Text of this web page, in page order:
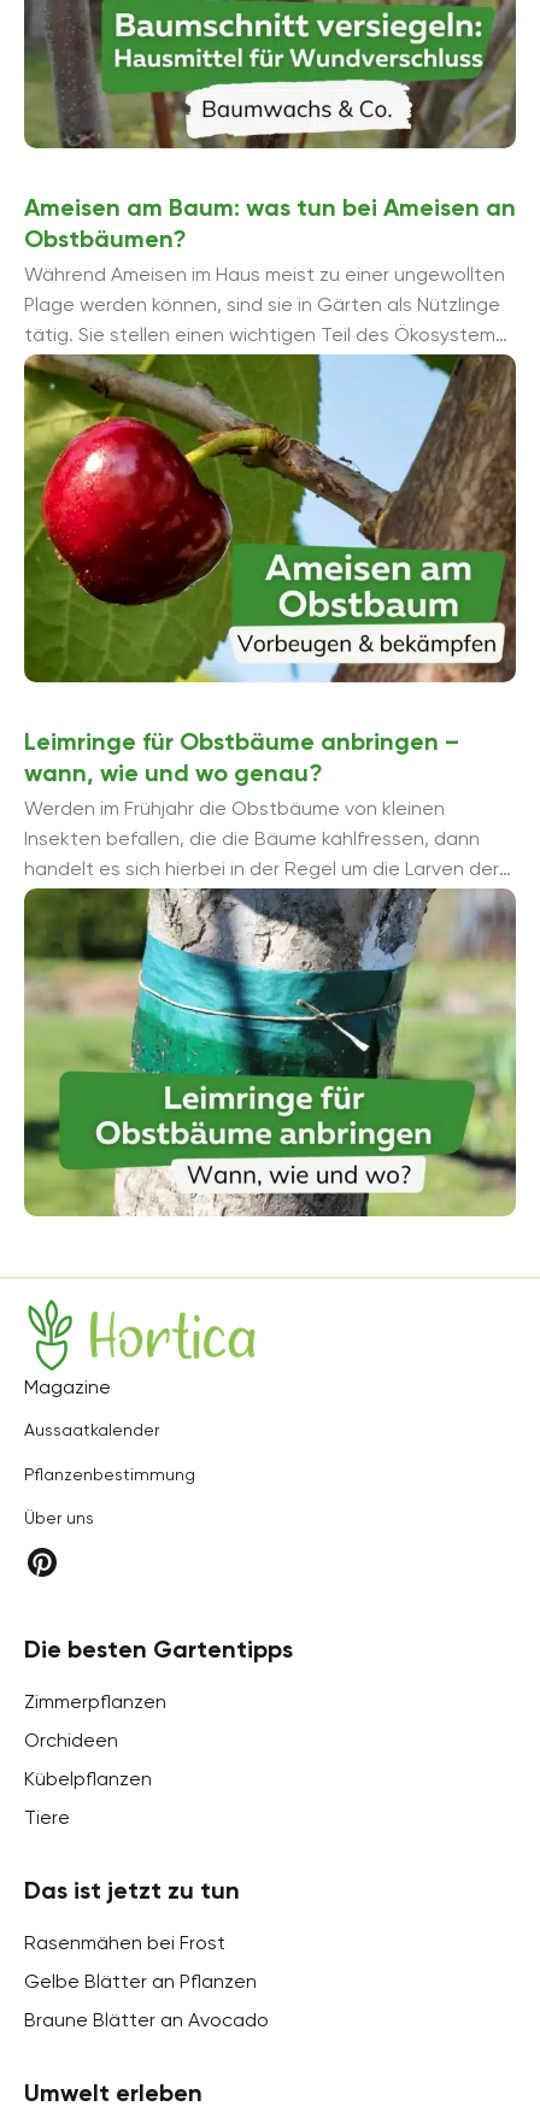
Ameisen am Baum: was tun bei Ameisen an
Obstbäumen?
Während Ameisen im Haus meist zu einer ungewollten
Plage werden können, sind sie in Gärten als Nützlinge
tätig. Sie stellen einen wichtigen Teil des Ökosystems
...
Leimringe für Obstbäume anbringen –
wann, wie und wo genau?
Werden im Frühjahr die Obstbäume von kleinen
Insekten befallen, die die Bäume kahlfressen, dann
handelt es sich hierbei in der Regel um die Larven der
Frostspanner. Hierbei ...
Hortica
Magazine
Aussaatkalender
Pflanzenbestimmung
Über uns
Die besten Gartentipps
Zimmerpflanzen
Orchideen
Kübelpflanzen
Tiere
Das ist jetzt zu tun
Rasenmähen bei Frost
Gelbe Blätter an Pflanzen
Braune Blätter an Avocado
Umwelt erleben